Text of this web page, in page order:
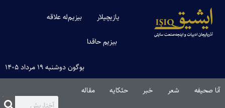
یازیچیلار بیزیم‌له علاقه
بیزیم حاقدا
بوگون دوشنبه ۱۹ مرداد ۱۴۰۵
آنا صحیفه شعر خبر حئکایه مقاله‌